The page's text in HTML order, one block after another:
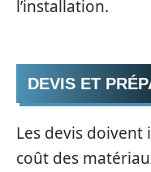
l’installation.
DEVIS ET
Les devis
coût des